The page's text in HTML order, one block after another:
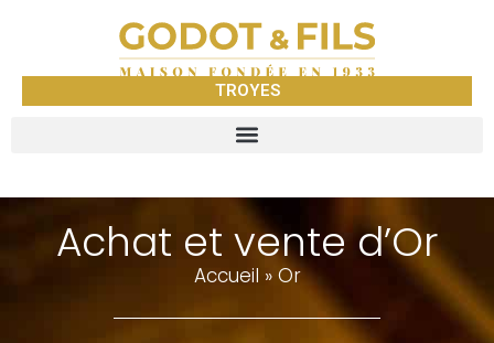
TROYES
Achat et vente d’Or
Accueil » Or